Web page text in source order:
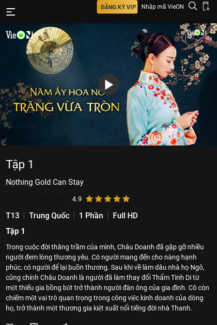
ĐĂNG KÝ VIP Nhập mã VieON
Tập 1
Nothing Gold Can Stay
4.9
T13 Trung Quốc 1 Phần
Full HD
Tập 1
Trong cuộc đời thăng trầm của mình, Châu Doanh đã gặp gỡ nhiều
người đem lòng thương yêu. Có người mang đến cho nàng hạnh
phúc, có người để lại buồn thương. Sau khi về làm dâu nhà họ Ngô,
cũng chính Châu Doanh là người đã làm thay đổi Thẩm Tinh Di từ
một thiếu gia bồng bột trở thành người đàn ông của gia đình. Cô còn
chiếm một vai trò quan trọng trong công việc kinh doanh của dòng
họ, trở thành một thương gia kiệt xuất nổi tiếng đời nhà Thanh.